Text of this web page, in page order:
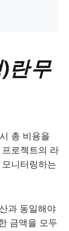
란 무
총 비용을
로젝트의 라
니터링하는
과 동일해야
금액을 모두